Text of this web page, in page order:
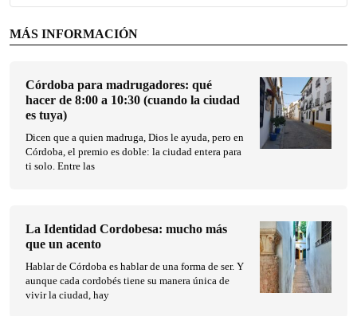
MÁS INFORMACIÓN
Córdoba para madrugadores: qué
hacer de 8:00 a 10:30 (cuando la ciudad
es tuya)
Dicen que a quien madruga, Dios le ayuda, pero en
Córdoba, el premio es doble: la ciudad entera para
ti solo. Entre las
La Identidad Cordobesa: mucho más
que un acento
Hablar de Córdoba es hablar de una forma de ser. Y
aunque cada cordobés tiene su manera única de
vivir la ciudad, hay